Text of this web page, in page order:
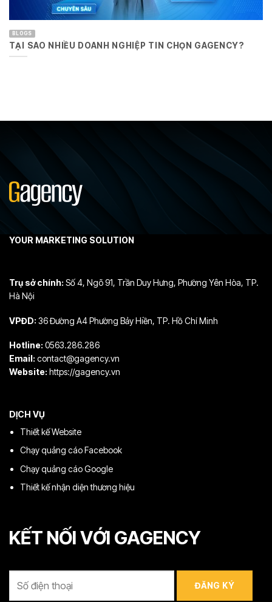
BLOGS
TẠI SAO NHIỀU DOANH NGHIỆP TIN CHỌN GAGENCY?
YOUR MARKETING SOLUTION
Trụ sở chính: Số 4, Ngõ 91, Trần Duy Hưng, Phường Yên Hòa, TP.
Hà Nội
VPĐD: 36 Đường A4 Phường Bảy Hiền, TP. Hồ Chí Minh
Hotline: 0563.286.286
Email: contact@gagency.vn
Website: https://gagency.vn
DỊCH VỤ
Thiết kế Website
Chạy quảng cáo Facebook
Chạy quảng cáo Google
Thiết kế nhận diện thương hiệu
KẾT NỐI VỚI GAGENCY